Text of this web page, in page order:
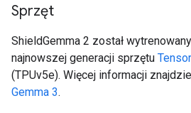
Sprzęt
ShieldGemma 2 został
najnowszej generacji sprzętu
(TPUv5e). Więcej informacji
Gemma 3.